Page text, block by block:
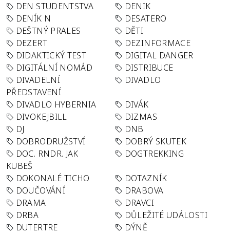
DEN STUDENTSTVA
DENIK
DENÍK N
DESATERO
DEŠTNÝ PRALES
DĚTI
DEZERT
DEZINFORMACE
DIDAKTICKÝ TEST
DIGITAL DANGER
DIGITÁLNÍ NOMÁD
DISTRIBUCE
DIVADELNÍ
PŘEDSTAVENÍ
DIVADLO
DIVADLO HYBERNIA
DIVÁK
DIVOKEJBILL
DIZMAS
DJ
DNB
DOBRODRUŽSTVÍ
DOBRÝ SKUTEK
DOC. RNDR. JAK
KUBEŠ
DOGTREKKING
DOKONALÉ TICHO
DOTAZNÍK
DOUČOVÁNÍ
DRABOVA
DRAMA
DRAVCI
DRBA
DŮLEŽITÉ UDÁLOSTI
DUTERTRE
DÝNĚ